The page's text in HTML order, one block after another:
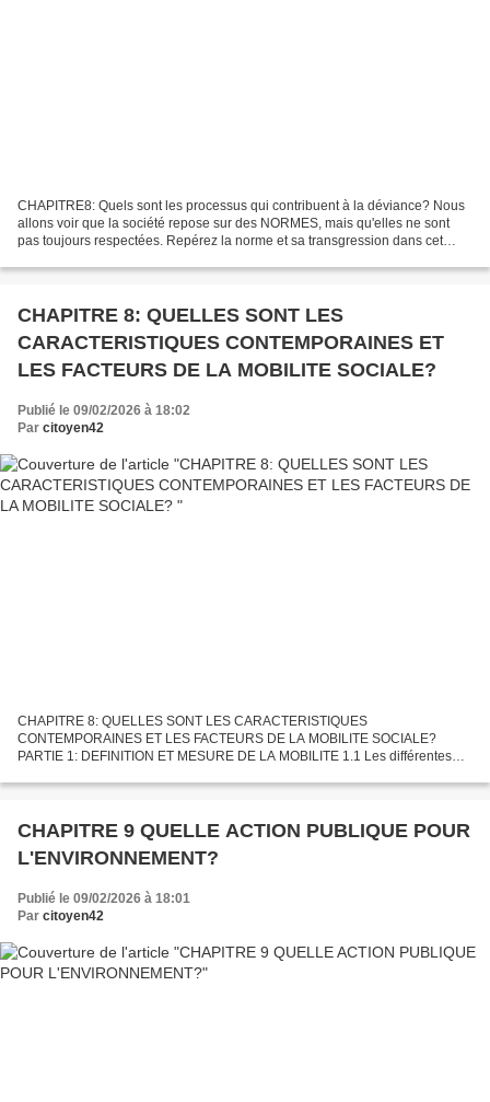
CHAPITRE8: Quels sont les processus qui contribuent à la déviance? Nous
allons voir que la société repose sur des NORMES, mais qu'elles ne sont
pas toujours respectées. Repérez la norme et sa transgression dans cet
CHAPITRE 8: QUELLES SONT LES
CARACTERISTIQUES CONTEMPORAINES ET
LES FACTEURS DE LA MOBILITE SOCIALE?
Publié le 09/02/2026 à 18:02
Par citoyen42
CHAPITRE 8: QUELLES SONT LES CARACTERISTIQUES
CONTEMPORAINES ET LES FACTEURS DE LA MOBILITE SOCIALE?
PARTIE 1: DEFINITION ET MESURE DE LA MOBILITE 1.1 Les différentes
c'est de la...
CHAPITRE 9 QUELLE ACTION PUBLIQUE POUR
L'ENVIRONNEMENT?
Publié le 09/02/2026 à 18:01
Par citoyen42